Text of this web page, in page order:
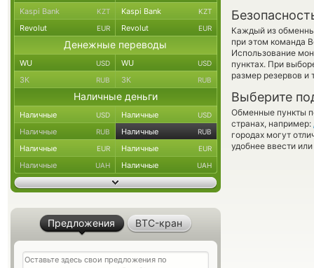
Каждый из
при этом команда
Использование
пунктах. При
размер резервов и
Выберите
Обменные пункты
странах, например:
городах могут
удобнее ввести
Kaspi Bank KZT Kaspi Bank KZT
Revolut EUR Revolut EUR
Денежные переводы
WU USD WU USD
ЗК RUB ЗК RUB
Наличные деньги
Наличные USD Наличные USD
Наличные RUB Наличные RUB
Наличные EUR Наличные EUR
Наличные UAH Наличные UAH
Предложения BTC-кран